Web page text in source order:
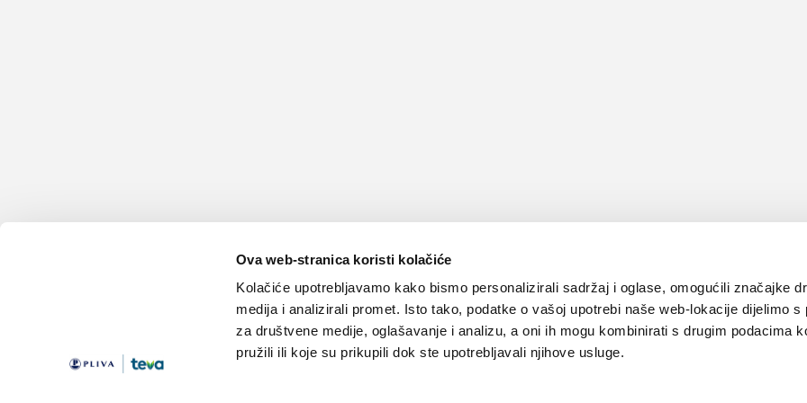
Ova web-stranica koristi kolačiće
Kolačiće upotrebljavamo kako bismo personalizirali sadržaj i oglase, omogućili značajke
medija i analizirali promet. Isto tako, podatke o vašoj upotrebi naše web-lokacije dijelimo s
za društvene medije, oglašavanje i analizu, a oni ih mogu kombinirati s drugim podacima
pružili ili koje su prikupili dok ste upotrebljavali njihove usluge.